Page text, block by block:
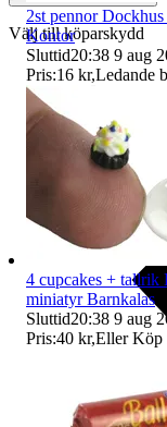
Välj till köparskydd
2st pennor
Kontor
Sluttid20:38 9 aug
Pris:16 kr,Ledande
4 cupcakes + tallrik
miniatyr Barnkalas
Sluttid20:38 9 aug
Pris:40 kr,Eller Köp